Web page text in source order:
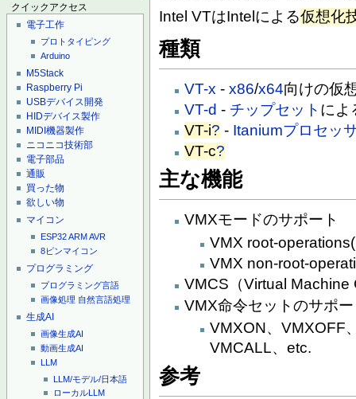
クイックアクセス
電子工作
プロトタイピング
Arduino
M5Stack
Raspberry Pi
USBデバイス開発
HIDデバイス製作
MIDI機器製作
ニコニコ技術部
電子部品
通販
買った物
欲しい物
マイコン
ESP32ARMAVR
8ピンマイコン
プログラミング
プログラミング言語
画像処理 自然言語処理
生成AI
画像生成AI
動画生成AI
LLM
LLM/モデル/日本語
ローカルLLM
Intel VTはIntelによる仮想化
種類
VT-x -x86/x64向けの仮
VT-d - チップセット によ
VT-i? - Itaniumプロセッ
VT-c?
主な機能
VMXモードのサポート
VMX root-
VMX non-root-
VMCS（Virtual Machine
VMX命令セットのサポ
VMXON、VMXOFF
VMCALL、etc.
参考